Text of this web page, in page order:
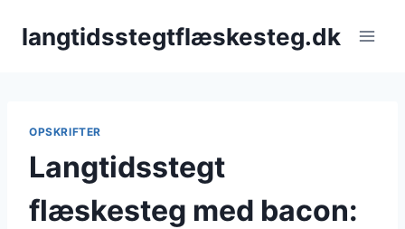
langtidsstegtflæskesteg.dk
OPSKRIFTER
Langtidsstegt
flæskesteg med bacon: